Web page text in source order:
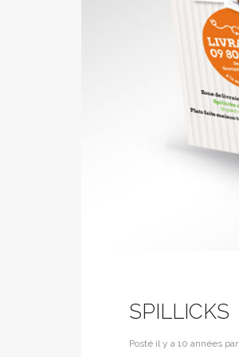
SPILLICKS
Posté il y a 10 années par